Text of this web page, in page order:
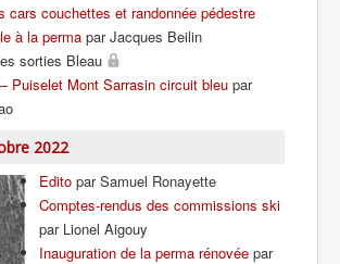
cars couchettes et randonnée pédestre
à la perma par Jacques Beilin
sorties Bleau
Puiselet Mont Sarrasin circuit bleu par
2022
Edito par Samuel Ronayette
Comptes-rendus des commissions ski
par Lionel Aigouy
Inauguration de la perma rénovée par